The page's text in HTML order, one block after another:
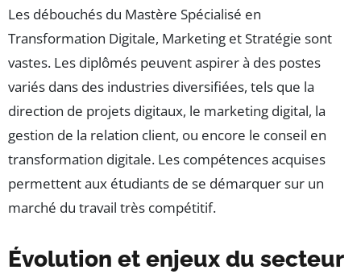
Les débouchés du Mastère Spécialisé en
Transformation Digitale, Marketing et Stratégie sont
vastes. Les diplômés peuvent aspirer à des postes
variés dans des industries diversifiées, tels que la
direction de projets digitaux, le marketing digital, la
gestion de la relation client, ou encore le conseil en
transformation digitale. Les compétences acquises
permettent aux étudiants de se démarquer sur un
marché du travail très compétitif.
Évolution et enjeux du secteur